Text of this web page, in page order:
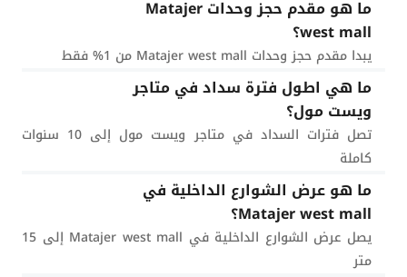
ما هو مقدم حجز وحدات Matajer
west mall؟
يبدا مقدم حجز وحدات Matajer west mall من 1% فقط
ما هي اطول فترة سداد في متاجر
ويست مول؟
تصل فترات السداد في متاجر ويست مول إلى 10 سنوات
كاملة
ما هو عرض الشوارع الداخلية في
Matajer west mall؟
يصل عرض الشوارع الداخلية في Matajer west mall إلى 15
متر